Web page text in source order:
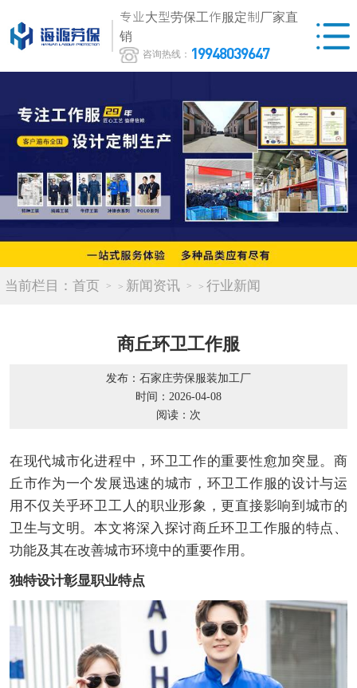
专业大型劳保工作服定制厂家直
销
咨询热线： 19948039647
当前栏目： 首页 > 新闻资讯 > 行业新闻
商丘环卫工作服
发布：石家庄劳保服装加工厂
时间：2026-04-08
阅读： 次
在现代城市化进程中，环卫工作的重要性愈加突显。商
丘市作为一个发展迅速的城市，环卫工作服的设计与运
用不仅关乎环卫工人的职业形象，更直接影响到城市的
卫生与文明。本文将深入探讨商丘环卫工作服的特点、
功能及其在改善城市环境中的重要作用。
独特设计彰显职业特点